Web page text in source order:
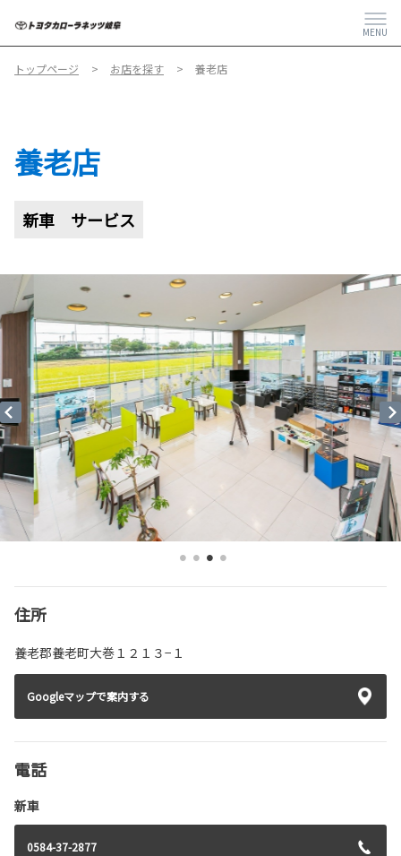
MENU
トップページ お店を探す 養老店
養老店
新車 サービス
住所
養老郡養老町大巻１２１３−１
Googleマップで案内する
電話
新車
0584-37-2877